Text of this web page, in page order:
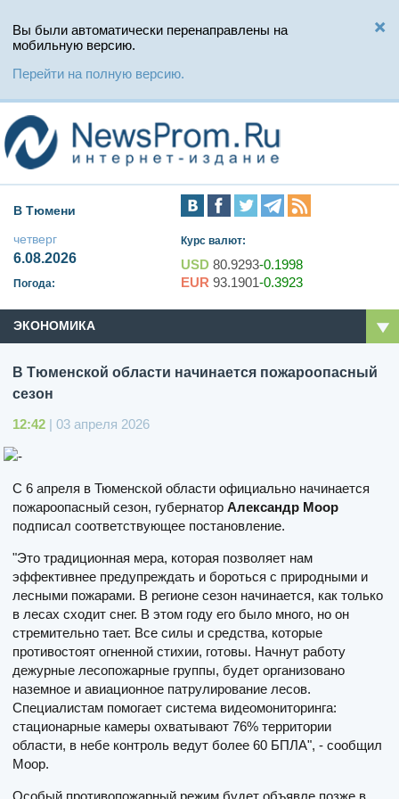
Вы были автоматически перенаправлены на
мобильную версию.
Перейти на полную версию.
В Тюмени
четверг
6.08.2026
Погода:
Курс валют:
USD 80.9293-0.1998
EUR 93.1901-0.3923
ЭКОНОМИКА
В Тюменской области начинается пожароопасный
сезон
12:42 | 03 апреля 2026
С 6 апреля в Тюменской области официально начинается
пожароопасный сезон, губернатор Александр Моор
подписал соответствующее постановление.
"Это традиционная мера, которая позволяет нам
эффективнее предупреждать и бороться с природными и
лесными пожарами. В регионе сезон начинается, как только
в лесах сходит снег. В этом году его было много, но он
стремительно тает. Все силы и средства, которые
противостоят огненной стихии, готовы. Начнут работу
дежурные лесопожарные группы, будет организовано
наземное и авиационное патрулирование лесов.
Специалистам помогает система видеомониторинга:
стационарные камеры охватывают 76% территории
области, в небе контроль ведут более 60 БПЛА", - сообщил
Моор.
Особый противопожарный режим будет объявле позже в